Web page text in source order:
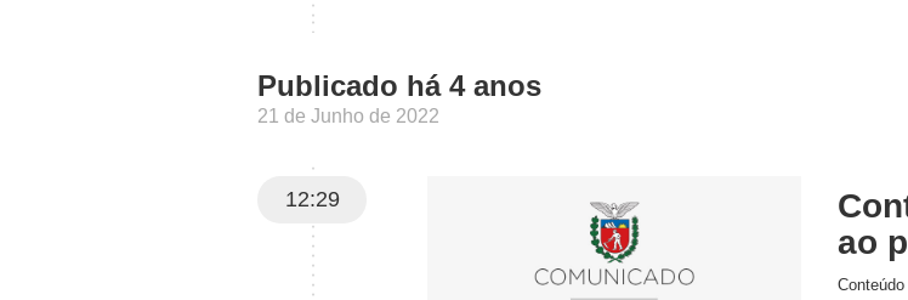
Publicado há 4 anos
21 de Junho de 2022
12:29
ao